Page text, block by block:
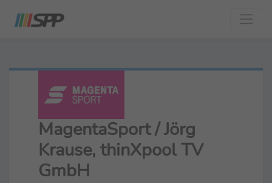
MagentaSport / Jörg
Krause, thinXpool TV
GmbH